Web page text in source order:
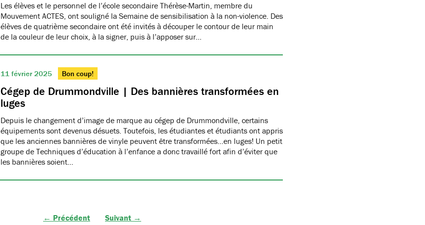
Les élèves et le personnel de l’école secondaire Thérèse-Martin, membre du
Mouvement ACTES, ont souligné la Semaine de sensibilisation à la non-violence. Des
élèves de quatrième secondaire ont été invités à découper le contour de leur main
de la couleur de leur choix, à la signer, puis à l’apposer sur…
11 février 2025 Bon coup!
Cégep de Drummondville | Des bannières transformées en
luges
Depuis le changement d’image de marque au cégep de Drummondville, certains
équipements sont devenus désuets. Toutefois, les étudiantes et étudiants ont appris
que les anciennes bannières de vinyle peuvent être transformées…en luges! Un petit
groupe de Techniques d’éducation à l’enfance a donc travaillé fort afin d’éviter que
les bannières soient…
← Précédent Suivant →